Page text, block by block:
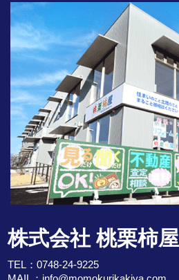
株式会社 桃栗柿屋
TEL：0748-24-9225